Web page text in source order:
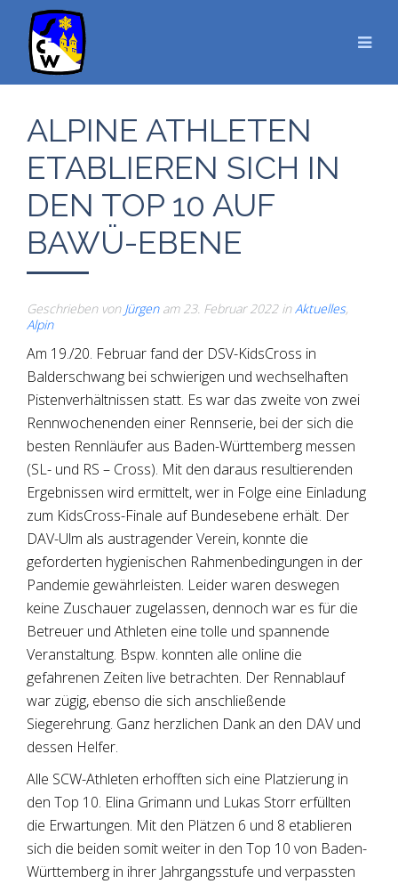
ALPINE ATHLETEN
ETABLIEREN SICH IN
DEN TOP 10 AUF
BAWÜ-EBENE
Geschrieben von Jürgenam 23. Februar 2022inAktuelles,
Alpin
Am 19./20. Februar fand der DSV-KidsCross in
Balderschwang bei schwierigen und wechselhaften
Pistenverhältnissen statt. Es war das zweite von zwei
Rennwochenenden einer Rennserie, bei der sich die
besten Rennläufer aus Baden-Württemberg messen
(SL- und RS – Cross). Mit den daraus resultierenden
Ergebnissen wird ermittelt, wer in Folge eine Einladung
zum KidsCross-Finale auf Bundesebene erhält. Der
DAV-Ulm als austragender Verein, konnte die
geforderten hygienischen Rahmenbedingungen in der
Pandemie gewährleisten. Leider waren deswegen
keine Zuschauer zugelassen, dennoch war es für die
Betreuer und Athleten eine tolle und spannende
Veranstaltung. Bspw. konnten alle online die
gefahrenen Zeiten live betrachten. Der Rennablauf
war zügig, ebenso die sich anschließende
Siegerehrung. Ganz herzlichen Dank an den DAV und
dessen Helfer.
Alle SCW-Athleten erhofften sich eine Platzierung in
den Top 10. Elina Grimann und Lukas Storr erfüllten
die Erwartungen. Mit den Plätzen 6 und 8 etablieren
sich die beiden somit weiter in den Top 10 von Baden-
Württemberg in ihrer Jahrgangsstufe und verpassten